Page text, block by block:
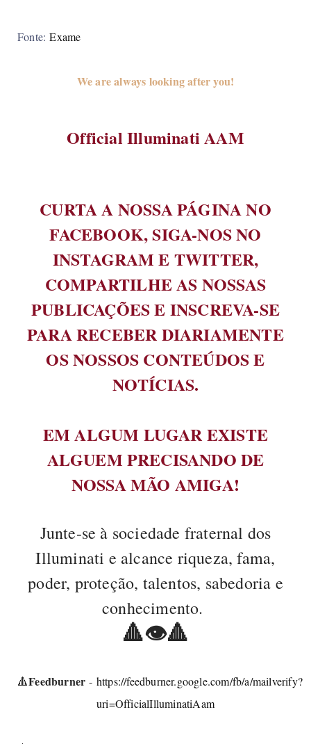
Fonte:Exame
We are always looking after you!
Official Illuminati AAM
CURTA A NOSSA PÁGINA NO
FACEBOOK, SIGA-NOS NO
INSTAGRAM E TWITTER,
COMPARTILHE AS NOSSAS
PUBLICAÇÕES E INSCREVA-SE
PARA RECEBER DIARIAMENTE
OS NOSSOS CONTEÚDOS E
NOTÍCIAS.
EM ALGUM LUGAR EXISTE
ALGUEM PRECISANDO DE
NOSSA MÃO AMIGA!
Junte-se à sociedade fraternal dos
Illuminati e alcance riqueza, fama,
poder, proteção, talentos, sabedoria e
conhecimento.
🔺️👁🔺️
🔺️Feedburner- https://feedburner.google.com/fb/a/mailverify?
uri=OfficialIlluminatiAam